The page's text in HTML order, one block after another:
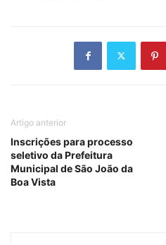
Artigo anterior
Inscrições para processo
seletivo da Prefeitura
Municipal de São João da
Boa Vista